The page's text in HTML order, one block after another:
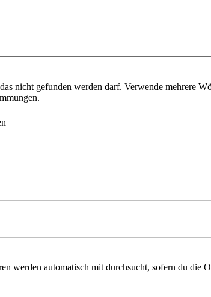
nicht gefunden werden darf. Verwende mehrere
werden automatisch mit durchsucht, sofern du die